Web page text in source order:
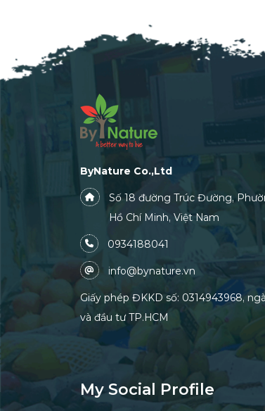
ByNature Co.,Ltd
Số 18 đường Trúc Đường,
Hồ Chí Minh, Việt Nam
0934188041
info@bynature.vn
Giấy phép ĐKKD số: 0314943968,
và đầu tư TP.HCM
My Social Profile